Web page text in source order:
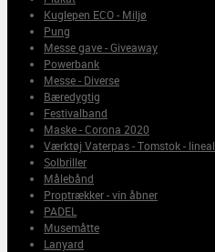
Kuglepen ECO - Miljø
Pung
Messe gave - Giveaway
Powerbank
Messe - Diverse
Bæredygtig
Festivalband
Maske - Corona 2020
Værktøj Vaterpas - Tomstok - lineal
Solbriller
Målebånd
Proptrækker - vin åbner
PADEL
Musemåtte
Lanyard